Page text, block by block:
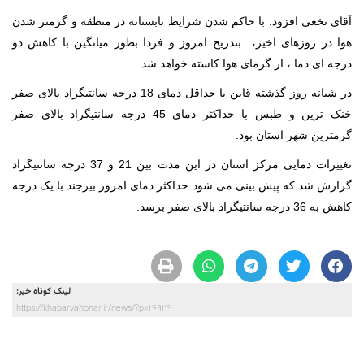
آقای نخعی افزود: با حاکم شدن شرایط تابستانه در منطقه و گرمتر شدن
هوا در روزهای اخیر، بتدریج امروز و فردا بطور میانگین با کاهش دو
درجه ای دما ، از گرمای هوا کاسته خواهد شد.
در شبانه روز گذشته قاین با حداقل دمای 18 درجه سانتیگراد بالای صفر
خنک ترین و طبس با حداکثر دمای 45 درجه سانتیگراد بالای صفر
گرمترین شهر استان بود.
تغییرات دمایی مرکز استان در این مدت بین 21 و 37 درجه سانتیگراد
گزارش شد که پیش بینی می شود حداکثر دمای امروز بیرجند با یک درجه
کاهش به 36 درجه سانتیگراد بالای صفر برسد.
لینک کوتاه خبر:
https://khabarvahonar.ir/news/?p=26924